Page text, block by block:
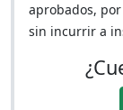
aprobados,
sin incurrir a